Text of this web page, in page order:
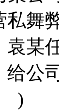
私舞
袁某
给公
)